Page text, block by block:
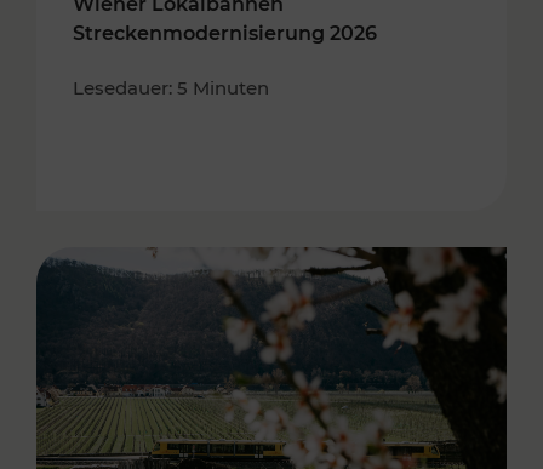
Streckenmodernisierung 2026
Lesedauer: 5 Minuten